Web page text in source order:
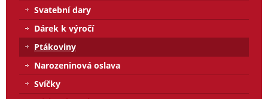
Svatební dary
Dárek k výročí
Ptákoviny
Narozeninová oslava
Svíčky